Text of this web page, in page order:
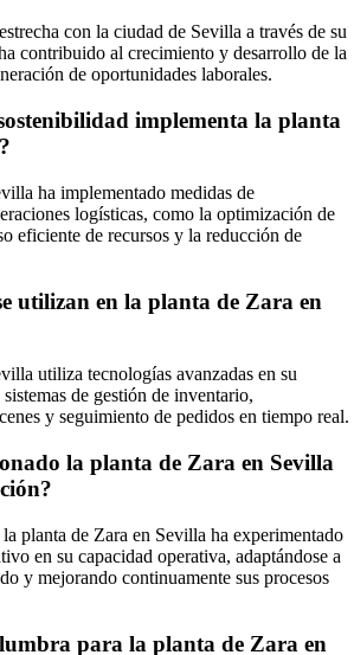
con la ciudad de Sevilla a través de su
contribuido al crecimiento y desarrollo de la
de oportunidades laborales.
implementa la planta
ha implementado medidas de
logísticas, como la optimización de
eficiente de recursos y la reducción de
utilizan en la planta de Zara en
utiliza tecnologías avanzadas en su
de gestión de inventario,
y seguimiento de pedidos en tiempo real.
la planta de Zara en Sevilla
planta de Zara en Sevilla ha experimentado
en su capacidad operativa, adaptándose a
y mejorando continuamente sus procesos
para la planta de Zara en